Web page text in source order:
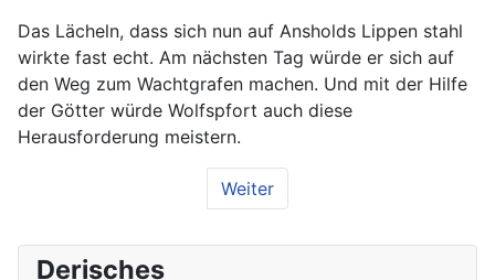
Derisches
Das Lächeln, dass sich nun auf Ansholds Lippen stahl
wirkte fast echt. Am nächsten Tag würde er sich auf
den Weg zum Wachtgrafen machen. Und mit der Hilfe
der Götter würde Wolfspfort auch diese
Herausforderung meistern.
Weiter